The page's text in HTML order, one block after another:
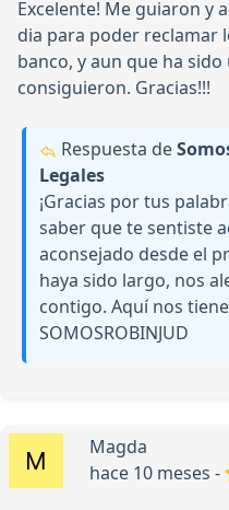
Excelente! Me guiaron y
dia para poder reclamar
banco, y aun que ha
consiguieron. Gracias!!!
Respuesta de
Legales
¡Gracias por tus
saber que te sentiste
aconsejado desde el
haya sido largo, nos
contigo. Aquí nos
SOMOSROBINJUD
Magda
hace 10 meses -